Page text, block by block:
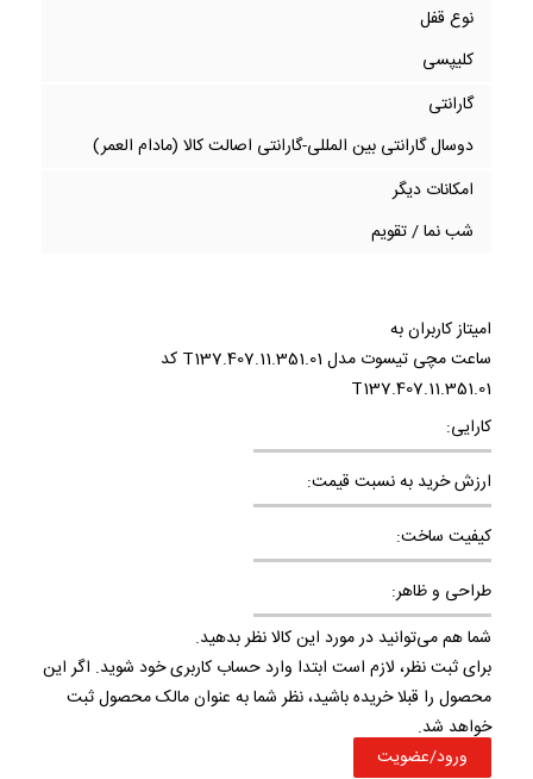
نوع قفل
کلیپسی
گارانتی
دوسال گارانتی بین المللی-گارانتی اصالت کالا (مادام العمر)
امکانات دیگر
شب نما / تقویم
امیتاز کاربران به
ساعت مچی تیسوت مدل T137.407.11.351.01 کد
T137.407.11.351.01
کارایی:
ارزش خرید به نسبت قیمت:
کیفیت ساخت:
طراحی و ظاهر:
شما هم می‌توانید در مورد این کالا نظر بدهید.
برای ثبت نظر، لازم است ابتدا وارد حساب کاربری خود شوید. اگر این
محصول را قبلا خریده باشید، نظر شما به عنوان مالک محصول ثبت
خواهد شد.
ورود/عضویت